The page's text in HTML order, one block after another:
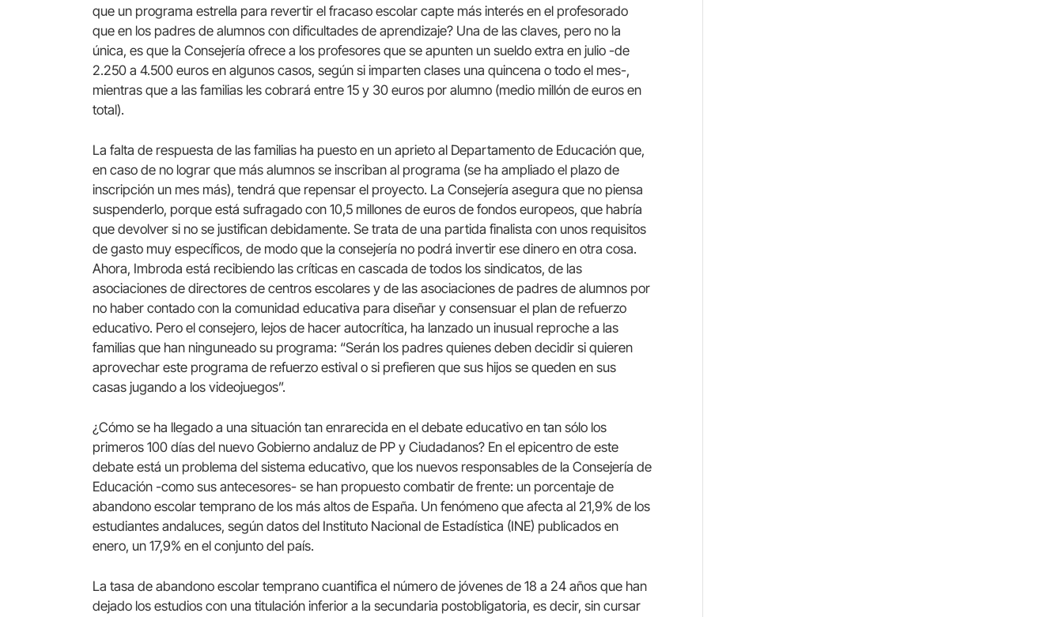
que un programa estrella para revertir el fracaso escolar capte más interés en el profesorado
que en los padres de alumnos con dificultades de aprendizaje? Una de las claves, pero no la
única, es que la Consejería ofrece a los profesores que se apunten un sueldo extra en julio -de
2.250 a 4.500 euros en algunos casos, según si imparten clases una quincena o todo el mes-,
mientras que a las familias les cobrará entre 15 y 30 euros por alumno (medio millón de euros en
total).
La falta de respuesta de las familias ha puesto en un aprieto al Departamento de Educación que,
en caso de no lograr que más alumnos se inscriban al programa (se ha ampliado el plazo de
inscripción un mes más), tendrá que repensar el proyecto. La Consejería asegura que no piensa
suspenderlo, porque está sufragado con 10,5 millones de euros de fondos europeos, que habría
que devolver si no se justifican debidamente. Se trata de una partida finalista con unos requisitos
de gasto muy específicos, de modo que la consejería no podrá invertir ese dinero en otra cosa.
Ahora, Imbroda está recibiendo las críticas en cascada de todos los sindicatos, de las
asociaciones de directores de centros escolares y de las asociaciones de padres de alumnos por
no haber contado con la comunidad educativa para diseñar y consensuar el plan de refuerzo
educativo. Pero el consejero, lejos de hacer autocrítica, ha lanzado un inusual reproche a las
familias que han ninguneado su programa: “Serán los padres quienes deben decidir si quieren
aprovechar este programa de refuerzo estival o si prefieren que sus hijos se queden en sus
casas jugando a los videojuegos”.
¿Cómo se ha llegado a una situación tan enrarecida en el debate educativo en tan sólo los
primeros 100 días del nuevo Gobierno andaluz de PP y Ciudadanos? En el epicentro de este
debate está un problema del sistema educativo, que los nuevos responsables de la Consejería de
Educación -como sus antecesores- se han propuesto combatir de frente: un porcentaje de
abandono escolar temprano de los más altos de España. Un fenómeno que afecta al 21,9% de los
estudiantes andaluces, según datos del Instituto Nacional de Estadística (INE) publicados en
enero, un 17,9% en el conjunto del país.
La tasa de abandono escolar temprano cuantifica el número de jóvenes de 18 a 24 años que han
dejado los estudios con una titulación inferior a la secundaria postobligatoria, es decir, sin cursar